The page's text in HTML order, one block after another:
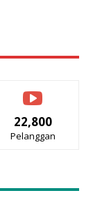
22,800
Pelanggan